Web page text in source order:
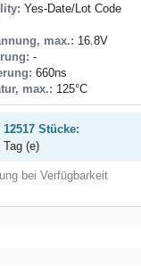
Yes-Date/Lot Code
max.: 16.8V
-
660ns
max.: 125°C
Stücke:
Tag (e)
bei Verfügbarkeit